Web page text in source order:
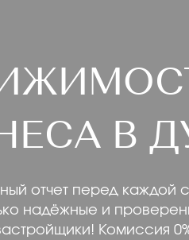
В
отчет перед каждой
надёжные и
Комиссия